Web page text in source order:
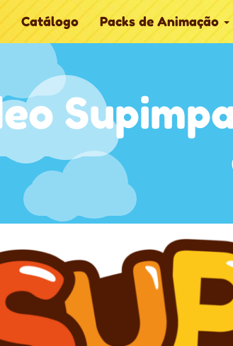
Catálogo Packs de Animação